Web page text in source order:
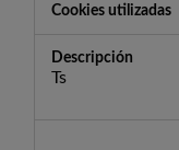
Ts